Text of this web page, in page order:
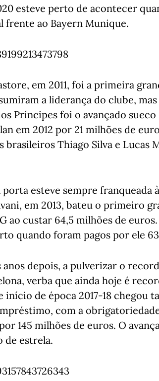
esteve perto de acontecer
frente ao Bayern Munique.
em 2011, foi a primeira
a liderança do clube,
Príncipes foi o avançado
em 2012 por 21 milhões de
brasileiros Thiago Silva e Lucas
porta esteve sempre franqueada
em 2013, bateu o primeiro
ao custar 64,5 milhões de
quando foram pagos por ele
depois, a pulverizar o
verba que ainda hoje é
início de época 2017-18 chegou
com a
145 milhões de euros. O
de estrela.